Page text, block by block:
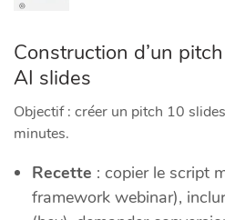
Construction d’un
AI slides
Objectif : créer un pitch 10
minutes.
Recette : copier le script
framework webinar),